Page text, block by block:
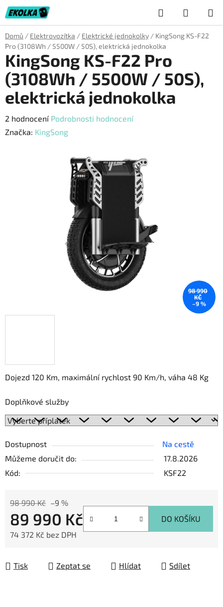
Přejít
na
obsah
Hledat
KOŠÍK
Domů / Elektrovozítka / Elektrické jednokolky / KingSong KS-F22
Pro (3108Wh / 5500W / 50S), elektrická jednokolka
Dojezd 120 Km, maximální rychlost 90 Km/h, váha 48 Kg
Doplňkové služby
Dostupnost
Na cestě
Můžeme doručit do:
17.8.2026
Kód:
KSF22
98 990 Kč –9 %
89 990 Kč
74 372 Kč bez DPH
DO KOŠÍKU
Tisk Zeptat se Hlídat Sdílet
KingSong KS-F22 Pro
(3108Wh / 5500W / 50S),
elektrická jednokolka
Průměrné
hodnocení
2 hodnocení Podrobnosti hodnocení
Značka: KingSong
98 990
KČ
–9 %